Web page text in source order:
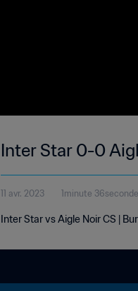
Inter Star 0-0
11 avr. 2023 1minute 36seconde
Inter Star vs Aigle Noir CS |